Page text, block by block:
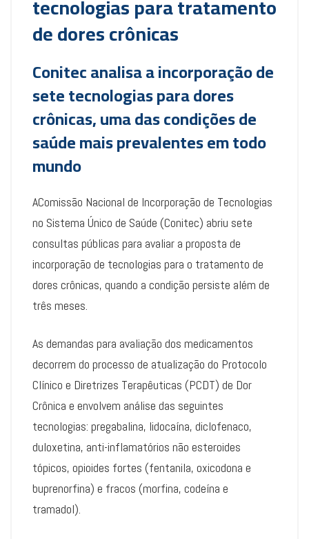
tecnologias para tratamento
de dores crônicas
Conitec analisa a incorporação de
sete tecnologias para dores
crônicas, uma das condições de
saúde mais prevalentes em todo
mundo
AComissão Nacional de Incorporação de Tecnologias
no Sistema Único de Saúde (Conitec) abriu sete
consultas públicas para avaliar a proposta de
incorporação de tecnologias para o tratamento de
dores crônicas, quando a condição persiste além de
três meses.
As demandas para avaliação dos medicamentos
decorrem do processo de atualização do Protocolo
Clínico e Diretrizes Terapêuticas (PCDT) de Dor
Crônica e envolvem análise das seguintes
tecnologias: pregabalina, lidocaína, diclofenaco,
duloxetina, anti-inflamatórios não esteroides
tópicos, opioides fortes (fentanila, oxicodona e
buprenorfina) e fracos (morfina, codeína e
tramadol).